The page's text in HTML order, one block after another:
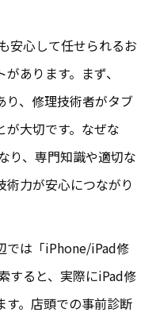
安心して任せられるお
あります。まず、
り、修理技術者がタブ
が大切です。なぜな
り、専門知識や適切な
力が安心につながり
では「iPhone/iPad修
すると、実際にiPad修
す。店頭での事前診断